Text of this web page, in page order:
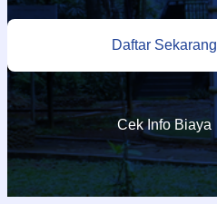
Daftar Sekarang
Cek Info Biaya